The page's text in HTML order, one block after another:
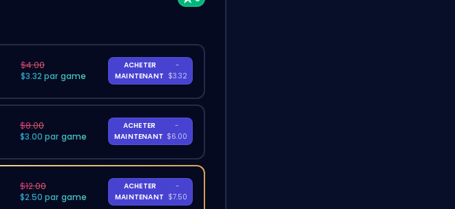
$4.00
$3.32 par game
ACHETER
MAINTENANT
-
$3.32
$8.00
$3.00 par game
ACHETER
MAINTENANT
-
$6.00
$12.00
$2.50 par game
ACHETER
MAINTENANT
-
$7.50